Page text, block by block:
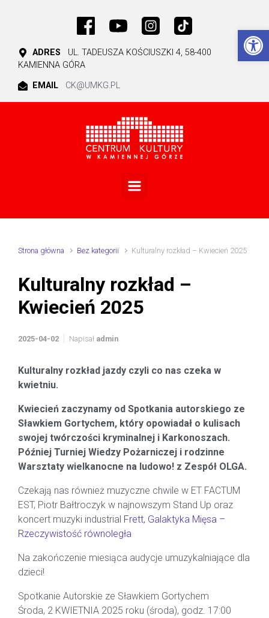
ADRES
UL. TADEUSZA KOŚCIUSZKI 4, 58-400
KAMIENNA GÓRA
EMAIL
CK@UMKG.PL
Strona główna Bez kategorii Kulturalny rozkład – Kwiecień 2025
Kulturalny rozkład –
Kwiecień 2025
2025-04-02 Napisał admin
Kulturalny rozkład jazdy czyli co nas czeka w
kwietniu.
Kwiecień zaczynamy od Spotkania autorskiego ze
Sławkiem Gortychem, który opowiadał o kulisach
swojej twórczości kryminalnej i Karkonoszach.
Później Turniej Wiedzy Pożarniczej i rodzinne
Warsztaty wielkanocne na ludowo! z Zespół OLGA.
Czekają nas również muzyczne chwile w ET FACTUM
EST, Piotr Bałtroczyk w najnowszym Stand Up oraz
koncert muzyki industrial Frett, Galaktyka Mięsa –
Rzeczywistość równoległa
Na zakończenie miesiąca audycje umuzykalniające dla
dzieci!
Spotkanie Autorskie ze Sławkiem Gortychem
Środa, 2 KWIETNIA 2025 roku (środa), godz. 17:00